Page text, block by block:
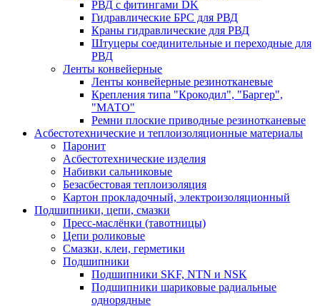
РВД с фитингами DK
Гидравлические БРС для РВД
Краны гидравлические для РВД
Штуцеры соединительные и переходные для
РВД
Ленты конвейерные
Ленты конвейерные резинотканевые
Крепления типа "Крокодил", "Баргер",
"МАТО"
Ремни плоские приводные резинотканевые
Асбестотехнические и теплоизоляционные материалы
Паронит
Асбестотехнические изделия
Набивки сальниковые
Безасбестовая теплоизоляция
Картон прокладочный, электроизоляционный
Подшипники, цепи, смазки
Пресс-маслёнки (тавотницы)
Цепи роликовые
Смазки, клеи, герметики
Подшипники
Подшипники SKF, NTN и NSK
Подшипники шариковые радиальные
однорядные